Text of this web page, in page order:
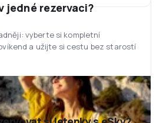
jedné rezervaci?
vyberte si kompletní
a užijte si cestu bez starostí